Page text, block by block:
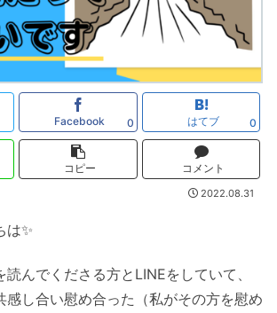
Facebook 0 はてブ 0
コピー コメント
2022.08.31
は✨
んでくださる方とLINEをしていて、
感し合い慰め合った（私がその方を慰め